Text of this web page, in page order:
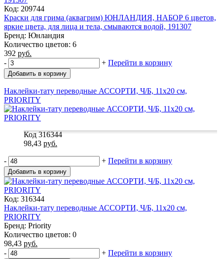
Код: 209744
Краски для грима (аквагрим) ЮНЛАНДИЯ, НАБОР 6 цветов,
яркие цвета, для лица и тела, смываются водой, 191307
Бренд: Юнландия
Количество цветов: 6
392 руб.
-
+ Перейти в корзину
Добавить в корзину
Наклейки-тату переводные АССОРТИ, Ч/Б, 11х20 см,
PRIORITY
Код 316344
98,43 руб.
- + Перейти в корзину
Добавить в корзину
Код: 316344
Наклейки-тату переводные АССОРТИ, Ч/Б, 11х20 см,
PRIORITY
Бренд: Priority
Количество цветов: 0
98,43 руб.
-
+ Перейти в корзину